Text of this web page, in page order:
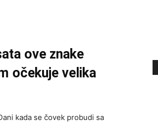
ove znake
očekuje velika
kada se čovek probudi sa